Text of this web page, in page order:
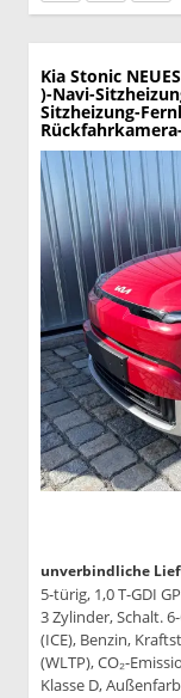
Kia Stonic
)-Navi-
Sitzheizung-
unverbindliche
5-türig, 1,0 T-GDI
3 Zylinder, Schalt.
(ICE), Benzin,
(WLTP), CO₂-
Klasse D,